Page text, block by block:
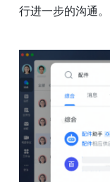
行进一步的沟通。